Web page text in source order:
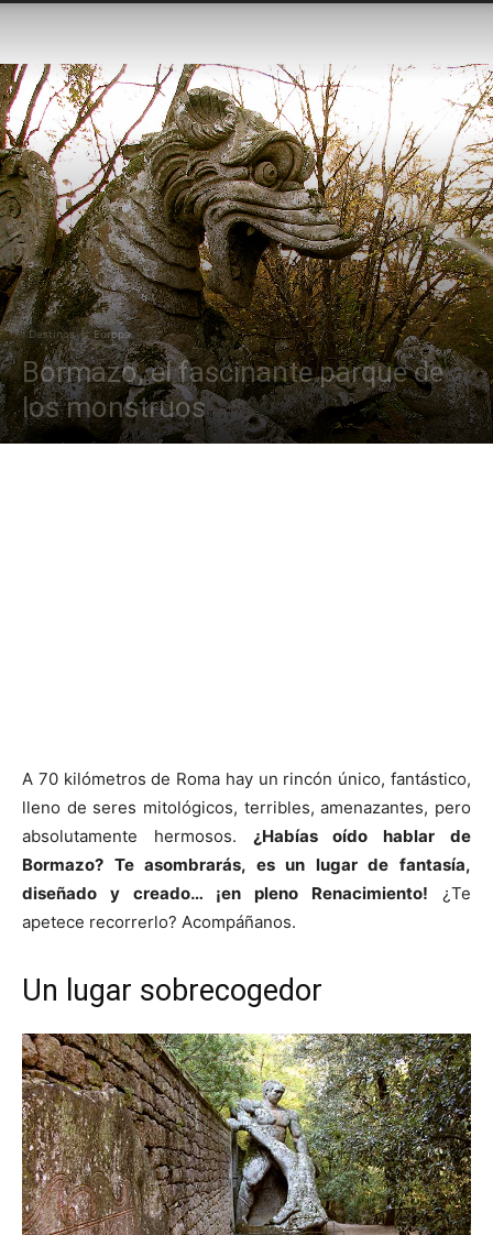
Destinos Europa
Bormazo, el fascinante parque de
los monstruos
A 70 kilómetros de Roma hay un rincón único, fantástico,
lleno de seres mitológicos, terribles, amenazantes, pero
absolutamente hermosos. ¿Habías oído hablar de
Bormazo? Te asombrarás, es un lugar de fantasía,
diseñado y creado… ¡en pleno Renacimiento! ¿Te
apetece recorrerlo? Acompáñanos.
Un lugar sobrecogedor